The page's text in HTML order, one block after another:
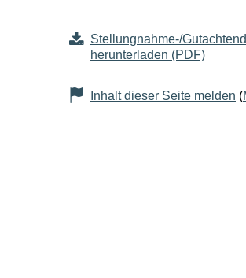
Seiteninhalt
Stellungnahme-/
herunterladen (PDF)
Inhalt dieser Seite melden (